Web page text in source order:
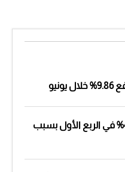
الاقتصاد الكويتي ينكمش 4.6% في الربع الأول بسبب